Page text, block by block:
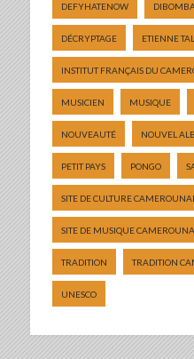
DEFYHATENOW
DÉCRYPTAGE ETIENNE
INSTITUT FRANÇAIS DU
MUSICIEN MUSIQUE
NOUVEAUTÉ NOUVEL
PETIT PAYS PONGO
SITE DE CULTURE
SITE DE MUSIQUE
TRADITION TRADITION
UNESCO